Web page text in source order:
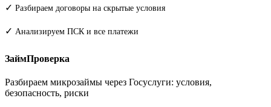
✓ Разбираем договоры на скрытые условия
✓ Анализируем ПСК и все платежи
ЗаймПроверка
Разбираем микрозаймы через Госуслуги: условия,
безопасность, риски